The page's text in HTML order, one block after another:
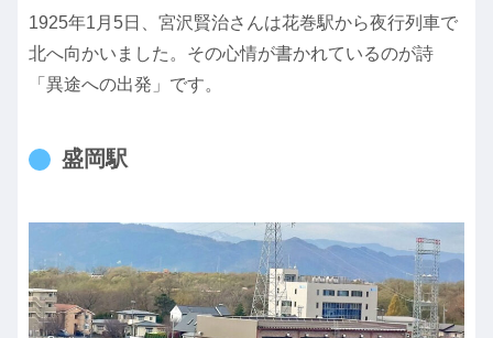
1925年1月5日、宮沢賢治さんは花巻駅から夜行列車で
北へ向かいました。その心情が書かれているのが詩
「異途への出発」です。
盛岡駅